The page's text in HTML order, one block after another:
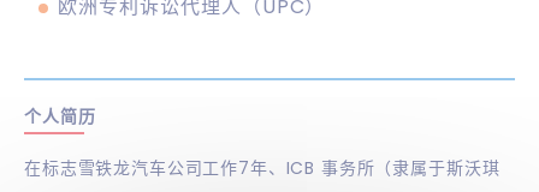
欧洲专利诉讼代理人（UPC）
个人简历
在标志雪铁龙汽车公司工作7年、ICB 事务所（隶属于斯沃琪